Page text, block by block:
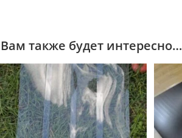
Вам также будет интересно…